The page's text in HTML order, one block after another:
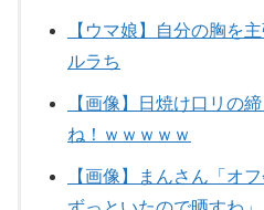
【ウマ娘】自分の胸を
ルラち
【画像】日焼け口リの
ね！ｗｗｗｗｗ
【画像】まんさん「オ